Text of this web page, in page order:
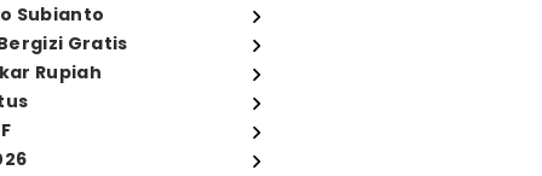
Subianto
Gratis
Rupiah